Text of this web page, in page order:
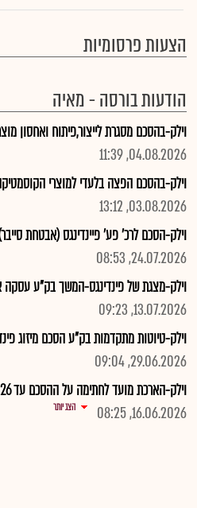
הצעות פרסומיות
הודעות בורסה - מאיה
וילק-בהסכם מסגרת לייצור,פיתוח ואחסון
04.08.2026, 11:39
וילק-בהסכם הפצה בלעדי למוצרי
03.08.2026, 13:12
וילק-הסכם לרכ' פע' פיינדינגס (אבטחת
24.07.2026, 08:53
וילק-מצגת של פינדינגס-המשך בק"ע עסקה
13.07.2026, 09:23
וילק-טיוטות מתקדמות בק"ע הסכם מיזוג
29.06.2026, 09:04
וילק-הארכת מועד לחתימה על ההסכם עד 28.6.26 בעסקת פינדינגס
16.06.2026, 08:25
הצג יותר